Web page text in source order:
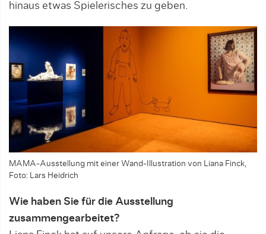
hinaus etwas Spielerisches zu geben.
MAMA-Ausstellung mit einer Wand-Illustration von Liana Finck,
Foto: Lars Heidrich
Wie haben Sie für die Ausstellung
zusammengearbeitet?